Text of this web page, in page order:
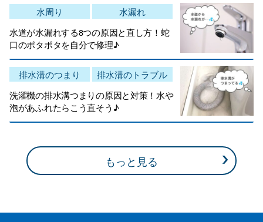
水周り
水漏れ
水道が水漏れする8つの原因と直し方！蛇
口のポタポタを自分で修理♪
排水溝のつまり
排水溝のトラブル
洗濯機の排水溝つまりの原因と対策！水や
泡があふれたらこう直そう♪
もっと見る